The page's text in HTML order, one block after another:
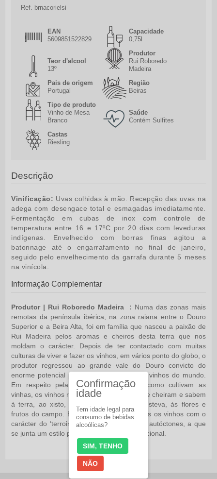
Ref. brnacorielsi
EAN
5609851522829
Capacidade
0,75l
Teor d'alcool
13º
Produtor
Rui Roboredo
Madeira
Pais de origem
Portugal
Região
Beiras
Tipo de produto
Vinho de Mesa
Branco
Saúde
Contém Sulfites
Castas
Riesling
Descrição
Vinificação: Uvas colhidas à mão. Recepção das uvas na
adega com desengace total e esmagadas imediatamente.
Fermentação em cubas de inox com controle de
temperatura entre 16 e 17ºC por 20 dias com leveduras
indígenas. Envelhecido com borras finas agitou a
batonnage até o engarrafamento no final de janeiro,
seguido pelo envelhecimento da garrafa durante 5 meses
na vinícola.
Informação Complementar
Produtor | Rui Roboredo Madeira : Numa das zonas mais
remotas da península ibérica, na zona raiana entre o Douro
Superior e a Beira Alta, foi em família que nasceu a paixão de
Rui Madeira pelos aromas e cheiros desta terra que nos
moldam o carácter. Depois de ter contactado com muitas
culturas de viver e fazer os vinhos, em vários ponto do globo, o
produtor regressou ao grande vale do Douro convicto do
enorme potencial para fazer dos melhores vinhos do mundo.
Em respeito pela natureza, pela forma como cultivam as
vinhas, os vinhos reflectem as vivências, que cheiram e sabem
à terra, ao xisto, ao granito molhado, à esteva, às flores e
frutos do campo. É na Adega que são feitos os vinhos com o
carácter do ‘terroir’, expresso pelas castas autóctones, a que
se junta um estilo próprio e um perfil internacional.
Confirmação
idade
Tem idade legal para
consumo de bebidas
alcoólicas?
SIM, TENHO
NÃO